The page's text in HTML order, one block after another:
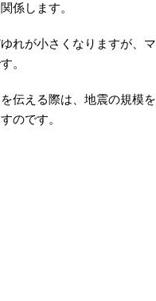
係します。
れが小さくなりますが、
。
伝える際は、地震の規模
のです。